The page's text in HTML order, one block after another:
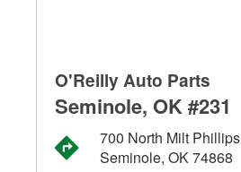
O'Reilly Auto Parts
Seminole, OK #231
700 North Milt Phillips
Seminole, OK 74868